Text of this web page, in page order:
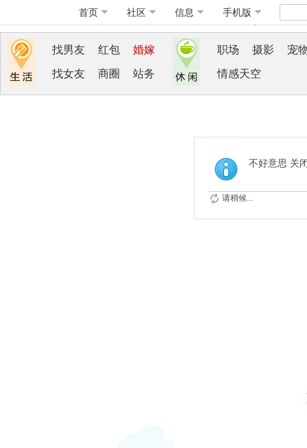
首页 社区 信息 手机版
找男友 红包 婚嫁
找女友 商圈 站务
职场 摄影 宠
情感天空
不好意思 关
请稍候...